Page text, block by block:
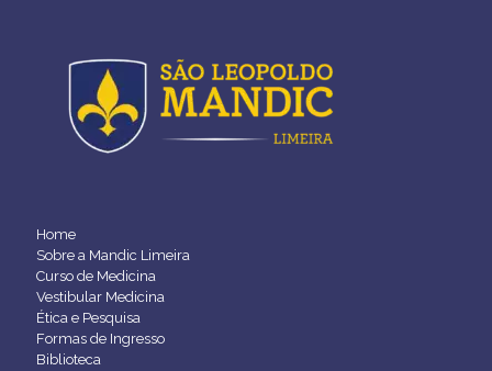
Home
Sobre a Mandic Limeira
Curso de Medicina
Vestibular Medicina
Ética e Pesquisa
Formas de Ingresso
Biblioteca